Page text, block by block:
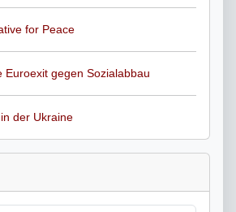
for Peace
Euroexit gegen Sozialabbau
der Ukraine